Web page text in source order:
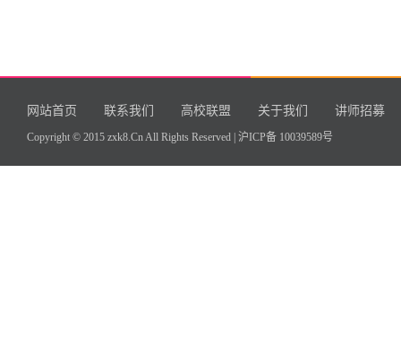
网站首页 联系我们 高校联盟 关于我们 讲师招募
Copyright © 2015 zxk8.Cn All Rights Reserved | 沪ICP备 10039589号